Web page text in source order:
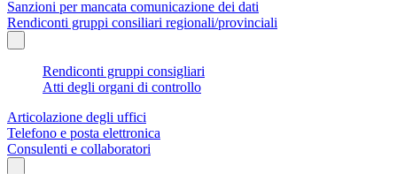
Sanzioni per mancata comunicazione dei dati
Rendiconti gruppi consiliari regionali/provinciali
Rendiconti gruppi consigliari
Atti degli organi di controllo
Articolazione degli uffici
Telefono e posta elettronica
Consulenti e collaboratori